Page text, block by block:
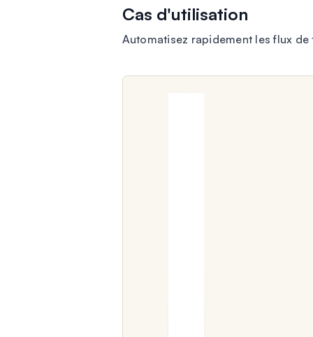
Cas d'utilisation
Automatisez rapidement les flux de